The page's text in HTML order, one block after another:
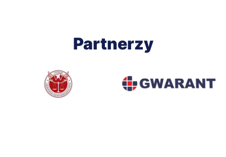
Partnerzy